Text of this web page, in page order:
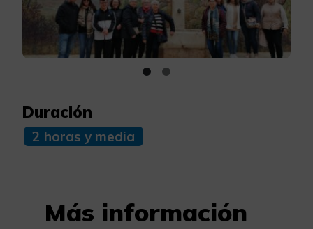
Duración
2 horas y media
Más información